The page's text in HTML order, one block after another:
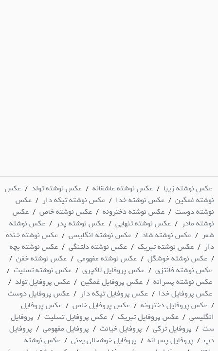
عکس نوشته زیبا / عکس نوشته عاشقانه / عکس نوشته تولد / عکس
نوشته غمگین / عکس نوشته خدا / عکس نوشته تیکه دار / عکس
نوشته دوست / عکس نوشته دخترونه / عکس نوشته خاص / عکس
نوشته مادر / عکس نوشته تنهایی / عکس نوشته پدر / عکس نوشته
شعر / عکس نوشته شاد / عکس نوشته انگلیسی / عکس نوشته خنده
دار / عکس نوشته تبریک / عکس نوشته دلتنگی / عکس نوشته بچه
/ عکس نوشته خوشگل / عکس نوشته مفهومی / عکس نوشته خفن /
عکس نوشته فانتزی / عکس پروفایل لاکچری / عکس نوشته تسلیت /
عکس نوشته پسرانه / عکس پروفایل غمگین / عکس پروفایل تولد /
عکس پروفایل خدا / عکس پروفایل تیکه دار / عکس پروفایل دوست
/ عکس پروفایل دخترونه / عکس پروفایل خاص / عکس پروفایل
انگلیسی / عکس پروفایل تبریک / عکس پروفایل تسلیت / پروفایل
ست / پروفایل ترکی / پروفایل خیانت / پروفایل مفهومی / پروفایل
دپ / پروفایل پسرانه / پروفایل خوشحالی یعنی / عکس نوشته